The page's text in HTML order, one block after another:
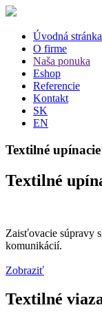
Úvodná stránka
O firme
Naša ponuka
Eshop
Referencie
Kontakt
SK
EN
Textilné
Textilné
Zaisťovacie súpravy
komunikácií.
Zobraziť
Textilné